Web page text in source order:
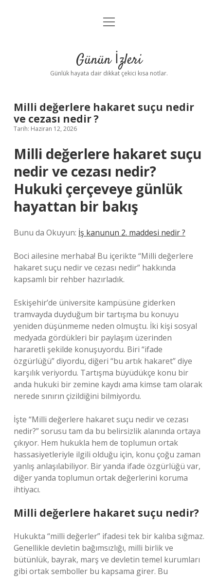
Anasayfa
Yasal Uyarı
menüyü
Günün İzleri
Günlük hayata dair dikkat çekici kısa notlar.
Milli değerlere hakaret suçu nedir
ve cezası nedir ?
Tarih: Haziran 12, 2026
Milli değerlere hakaret suçu
nedir ve cezası nedir?
Hukuki çerçeveye günlük
hayattan bir bakış
Bunu da Okuyun: İş kanunun 2. maddesi nedir ?
Boci ailesine merhaba! Bu içerikte “Milli değerlere
hakaret suçu nedir ve cezası nedir” hakkında
kapsamlı bir rehber hazırladık.
Eskişehir’de üniversite kampüsüne giderken
tramvayda duyduğum bir tartışma bu konuyu
yeniden düşünmeme neden olmuştu. İki kişi sosyal
medyada gördükleri bir paylaşım üzerinden
hararetli şekilde konuşuyordu. Biri “ifade
özgürlüğü” diyordu, diğeri “bu artık hakaret” diye
karşılık veriyordu. Tartışma büyüdükçe konu bir
anda hukuki bir zemine kaydı ama kimse tam olarak
nerede sınırın çizildiğini bilmiyordu.
İşte “Milli değerlere hakaret suçu nedir ve cezası
nedir?” sorusu tam da bu belirsizlik alanında ortaya
çıkıyor. Hem hukukla hem de toplumun ortak
hassasiyetleriyle ilgili olduğu için, konu çoğu zaman
yanlış anlaşılabiliyor. Bir yanda ifade özgürlüğü var,
diğer yanda toplumun ortak değerlerini koruma
ihtiyacı.
Milli değerlere hakaret suçu nedir?
Hukukta “milli değerler” ifadesi tek bir kalıba sığmaz.
Genellikle devletin bağımsızlığı, milli birlik ve
bütünlük, bayrak, marş ve devletin temel kurumları
gibi ortak semboller bu kapsama girer. Bu